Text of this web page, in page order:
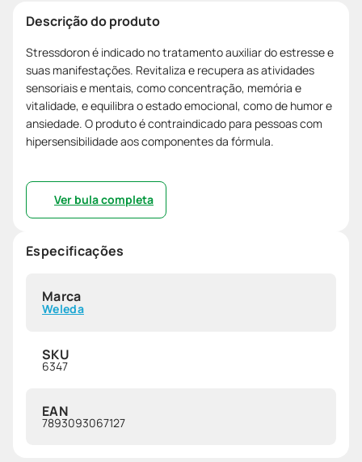
Descrição do produto
Stressdoron é indicado no tratamento auxiliar do estresse e
suas manifestações. Revitaliza e recupera as atividades
sensoriais e mentais, como concentração, memória e
vitalidade, e equilibra o estado emocional, como de humor e
ansiedade. O produto é contraindicado para pessoas com
hipersensibilidade aos componentes da fórmula.
Ver bula completa
Especificações
Marca
Weleda
SKU
6347
EAN
7893093067127